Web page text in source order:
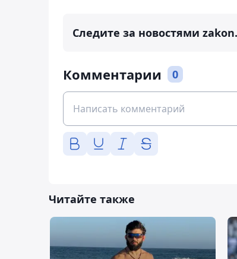
Следите за новостями
Комментарии 0
Читайте также